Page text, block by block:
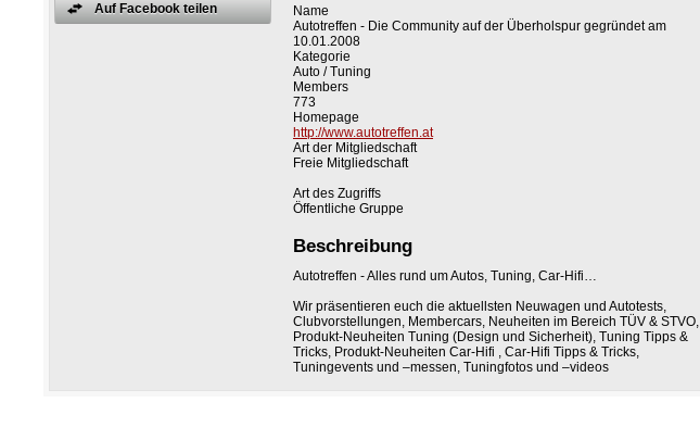
Auf Facebook teilen
Name
Autotreffen - Die Community auf der Überholspur gegründet am
10.01.2008
Kategorie
Auto / Tuning
Members
773
Homepage
http://www.autotreffen.at
Art der Mitgliedschaft
Freie Mitgliedschaft
Art des Zugriffs
Öffentliche Gruppe
Beschreibung
Autotreffen - Alles rund um Autos, Tuning, Car-Hifi…
Wir präsentieren euch die aktuellsten Neuwagen und Autotests,
Clubvorstellungen, Membercars, Neuheiten im Bereich TÜV & STVO,
Produkt-Neuheiten Tuning (Design und Sicherheit), Tuning Tipps &
Tricks, Produkt-Neuheiten Car-Hifi , Car-Hifi Tipps & Tricks,
Tuningevents und –messen, Tuningfotos und –videos